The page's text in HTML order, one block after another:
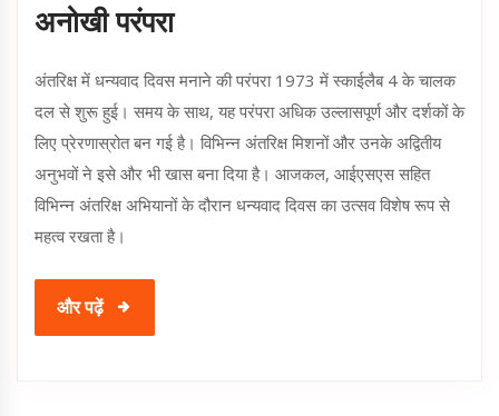
अनोखी परंपरा
अंतरिक्ष में धन्यवाद दिवस मनाने की परंपरा 1973 में स्काईलैब 4 के चालक
दल से शुरू हुई। समय के साथ, यह परंपरा अधिक उल्लासपूर्ण और दर्शकों के
लिए प्रेरणास्रोत बन गई है। विभिन्न अंतरिक्ष मिशनों और उनके अद्वितीय
अनुभवों ने इसे और भी खास बना दिया है। आजकल, आईएसएस सहित
विभिन्न अंतरिक्ष अभियानों के दौरान धन्यवाद दिवस का उत्सव विशेष रूप से
महत्व रखता है।
और पढ़ें